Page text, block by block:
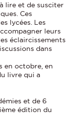
lire et de susciter
Ces
lycées. Les
leurs
éclaircissements
dans
en octobre, en
livre qui a
et de 6
édition du